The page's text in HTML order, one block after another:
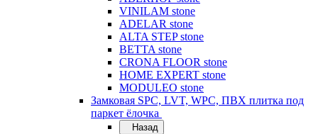
VINILAM stone
ADELAR stone
ALTA STEP stone
BETTA stone
CRONA FLOOR stone
HOME EXPERT stone
MODULEO stone
Замковая SPC, LVT, WPC, ПВХ плитка под
паркет ёлочка
Назад